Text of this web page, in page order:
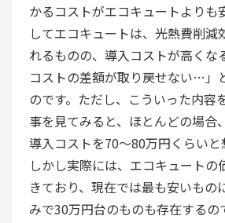
かるコストがエコキュートよりも
してエコキュートは、光熱費削減
れるものの、導入コストが高くな
コストの差額が取り戻せない…」
のです。ただし、こういった内容
事を見てみると、ほとんどの場合
導入コストを70～80万円くらいと
しかし実際には、エコキュートの
きており、現在では最も安いもの
みで30万円台のものも存在するの